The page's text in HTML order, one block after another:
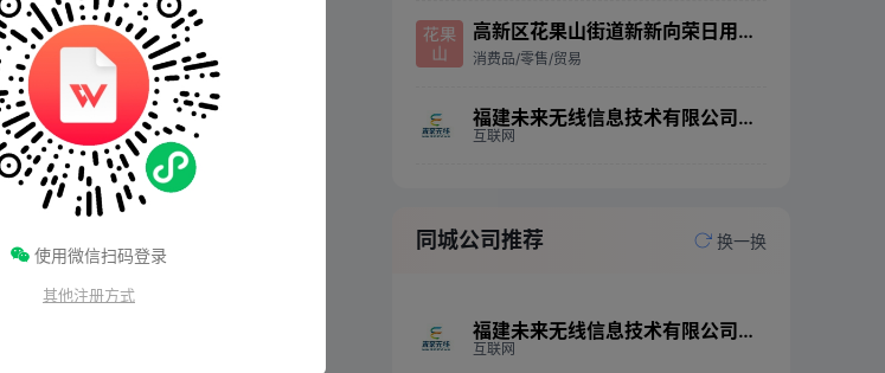
高新区花果山街道新新向荣日用品经营部
消费品/零售/贸易
福建未来无线信息技术有限公司青岛分公司
互联网
同城公司推荐 换一换
福建未来无线信息技术有限公司北京分公司
互联网
使用微信扫码登录
其他注册方式